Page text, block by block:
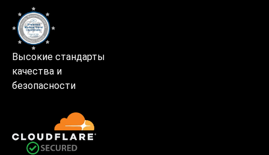
Высокие стандарты
качества и
безопасности